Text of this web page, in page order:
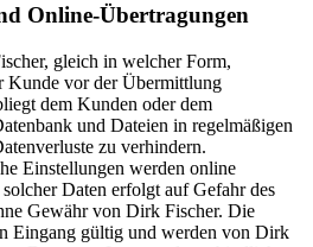
Online-Übertragungen
gleich in welcher Form,
Kunde vor der Übermittlung
dem Kunden oder dem
und Dateien in regelmäßigen
zu verhindern.
Einstellungen werden online
Daten erfolgt auf Gefahr des
Gewähr von Dirk Fischer. Die
Eingang gültig und werden von Dirk